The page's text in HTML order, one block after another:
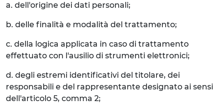
a. dell'origine dei dati personali;
b. delle finalità e modalità del trattamento;
c. della logica applicata in caso di trattamento
effettuato con l'ausilio di strumenti elettronici;
d. degli estremi identificativi del titolare, dei
responsabili e del rappresentante designato ai sensi
dell'articolo 5, comma 2;